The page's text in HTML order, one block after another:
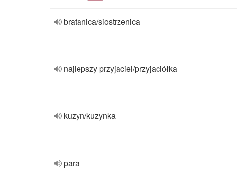
bratanica/siostrzenica
najlepszy przyjaciel/przyjaciółka
kuzyn/kuzynka
para